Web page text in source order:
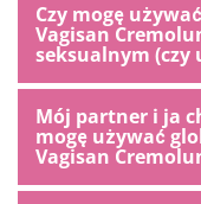
Czy mogę
Vagisan
seksualnym (czy
Mój partner i ja
mogę używać
Vagisan